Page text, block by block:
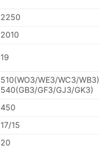
2250
2010
19
510(WO3/WE3/WC3/WB3)
540(GB3/GF3/GJ3/GK3)
450
17/15
20